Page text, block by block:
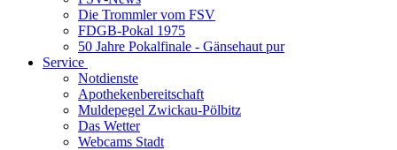
Die Trommler vom FSV
FDGB-Pokal 1975
50 Jahre Pokalfinale - Gänsehaut pur
Service
Notdienste
Apothekenbereitschaft
Muldepegel Zwickau-Pölbitz
Das Wetter
Webcams Stadt